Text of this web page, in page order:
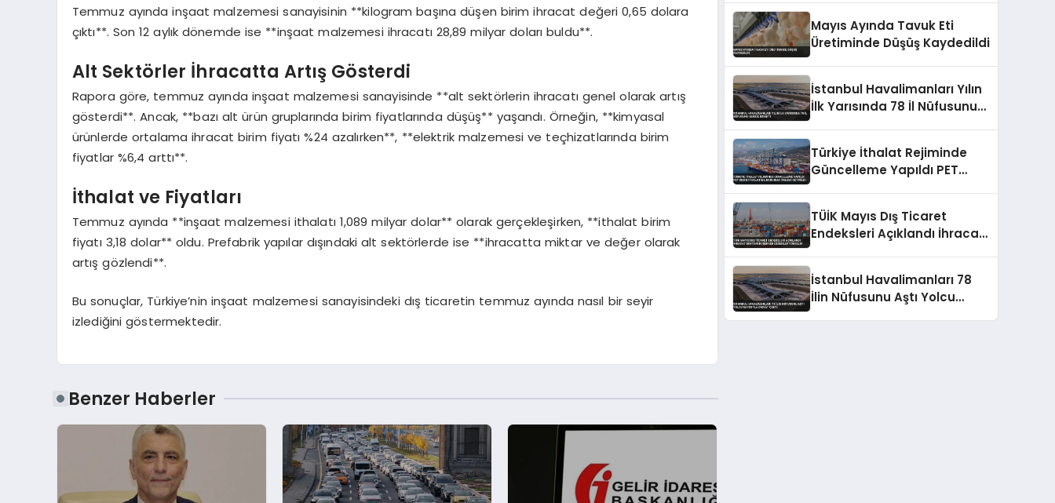
Temmuz ayında inşaat malzemesi sanayisinin **kilogram başına düşen birim ihracat değeri 0,65 dolara
çıktı**. Son 12 aylık dönemde ise **inşaat malzemesi ihracatı 28,89 milyar doları buldu**.
Alt Sektörler İhracatta Artış Gösterdi
Rapora göre, temmuz ayında inşaat malzemesi sanayisinde **alt sektörlerin ihracatı genel olarak artış
gösterdi**. Ancak, **bazı alt ürün gruplarında birim fiyatlarında düşüş** yaşandı. Örneğin, **kimyasal
ürünlerde ortalama ihracat birim fiyatı %24 azalırken**, **elektrik malzemesi ve teçhizatlarında birim
fiyatlar %6,4 arttı**.
İthalat ve Fiyatları
Temmuz ayında **inşaat malzemesi ithalatı 1,089 milyar dolar** olarak gerçekleşirken, **ithalat birim
fiyatı 3,18 dolar** oldu. Prefabrik yapılar dışındaki alt sektörlerde ise **ihracatta miktar ve değer olarak
artış gözlendi**.
Bu sonuçlar, Türkiye’nin inşaat malzemesi sanayisindeki dış ticaretin temmuz ayında nasıl bir seyir
izlediğini göstermektedir.
Benzer Haberler
Mayıs Ayında Tavuk Eti
Üretiminde Düşüş Kaydedildi
İstanbul Havalimanları Yılın
İlk Yarısında 78 İl Nüfusunu
Türkiye İthalat Rejiminde
Güncelleme Yapıldı PET
TÜİK Mayıs Dış Ticaret
Endeksleri Açıklandı İhracat
İstanbul Havalimanları 78
İlin Nüfusunu Aştı Yolcu